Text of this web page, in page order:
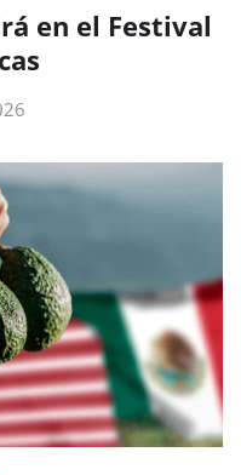
en el Festival